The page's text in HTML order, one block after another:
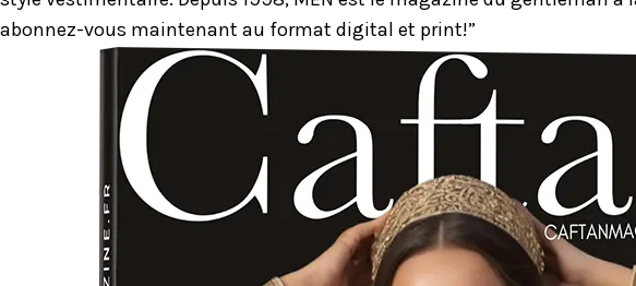
abonnez-vous maintenant au format digital et print!”